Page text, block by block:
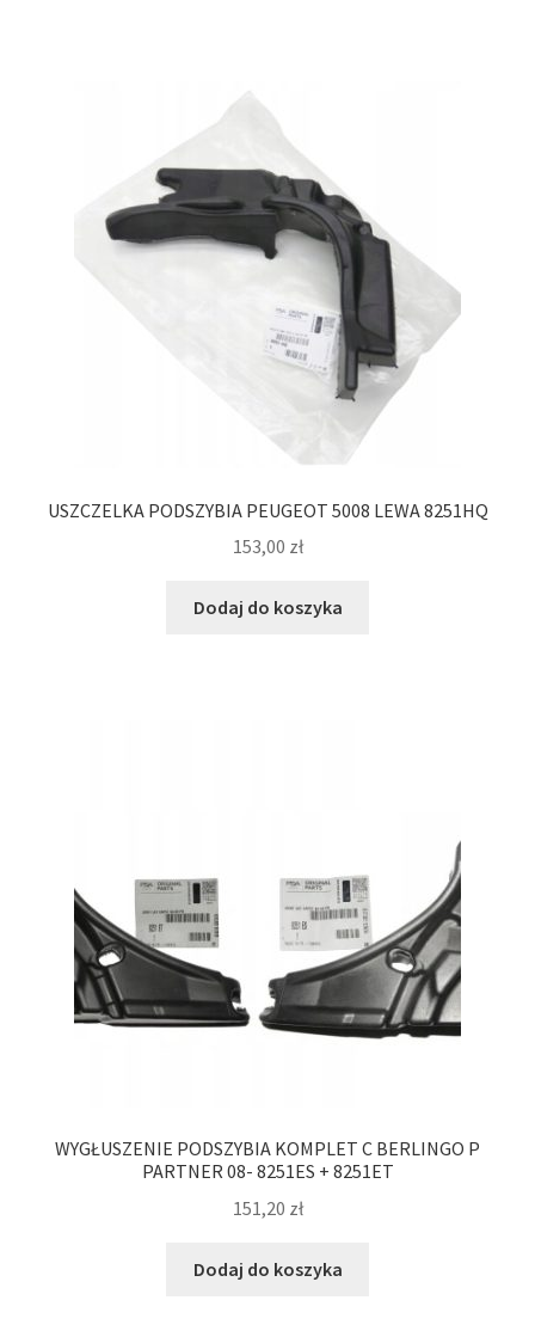
USZCZELKA PODSZYBIA PEUGEOT 5008 LEWA 8251HQ
153,00 zł
Dodaj do koszyka
WYGŁUSZENIE PODSZYBIA KOMPLET C BERLINGO P
PARTNER 08- 8251ES + 8251ET
151,20 zł
Dodaj do koszyka